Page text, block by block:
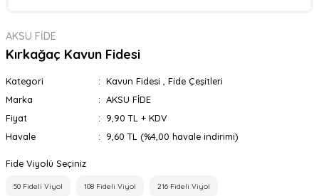
AKSU FİDE
Kırkağaç Kavun Fidesi
Kategori Kavun Fidesi
Fide Çeşitleri
Marka
AKSU FİDE
Fiyat
9,90 TL + KDV
Havale
9,60 TL (%4,00 havale indirimi)
Fide Viyolü Seçiniz
50 Fideli Viyol 108 Fideli Viyol 216 Fideli Viyol